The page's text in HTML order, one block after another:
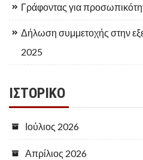
Γράφοντας για
Δήλωση συμμετοχής στην
2025
ΙΣΤΟΡΙΚΌ
Ιούλιος 2026
Απρίλιος 2026